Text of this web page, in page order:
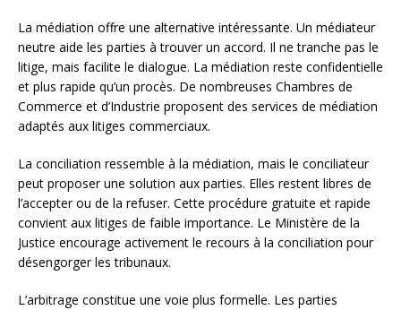
La médiation offre une alternative intéressante. Un médiateur
neutre aide les parties à trouver un accord. Il ne tranche pas le
litige, mais facilite le dialogue. La médiation reste confidentielle
et plus rapide qu’un procès. De nombreuses Chambres de
Commerce et d’Industrie proposent des services de médiation
adaptés aux litiges commerciaux.
La conciliation ressemble à la médiation, mais le conciliateur
peut proposer une solution aux parties. Elles restent libres de
l’accepter ou de la refuser. Cette procédure gratuite et rapide
convient aux litiges de faible importance. Le Ministère de la
Justice encourage activement le recours à la conciliation pour
désengorger les tribunaux.
L’arbitrage constitue une voie plus formelle. Les parties